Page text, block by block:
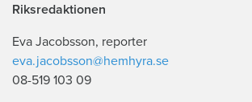
Riksredaktionen
Eva Jacobsson, reporter
eva.jacobsson@hemhyra.se
08-519 103 09